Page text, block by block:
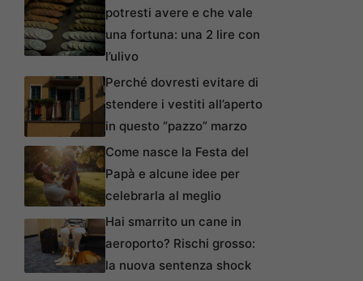
potresti avere e che vale
una fortuna: una 2 lire con
l’ulivo
Perché dovresti evitare di
stendere i vestiti all’aperto
in questo “pazzo” marzo
Come nasce la Festa del
Papà e alcune idee per
celebrarla al meglio
Hai smarrito un cane in
aeroporto? Rischi grosso:
la nuova sentenza shock